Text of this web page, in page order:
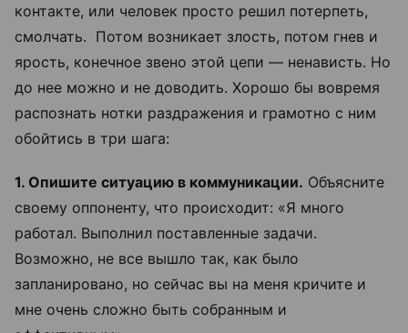
контакте, или человек просто решил потерпеть,
смолчать. Потом возникает злость, потом гнев и
ярость, конечное звено этой цепи — ненависть. Но
до нее можно и не доводить. Хорошо бы вовремя
распознать нотки раздражения и грамотно с ним
обойтись в три шага:
1. Опишите ситуацию в коммуникации. Объясните
своему оппоненту, что происходит: «Я много
работал. Выполнил поставленные задачи.
Возможно, не все вышло так, как было
запланировано, но сейчас вы на меня кричите и
мне очень сложно быть собранным и